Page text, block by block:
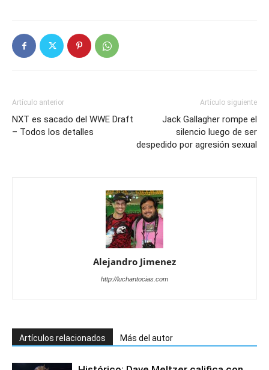
Artículo anterior
NXT es sacado del WWE Draft
– Todos los detalles
Artículo siguiente
Jack Gallagher rompe el
silencio luego de ser
despedido por agresión sexual
Alejandro Jimenez
http://luchantocias.com
Artículos relacionados Más del autor